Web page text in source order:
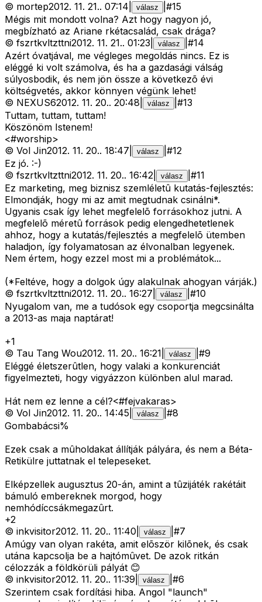
© mortep2012. 11. 21.. 07:14 válasz #15
Mégis mit mondott volna? Azt hogy nagyon jó,
megbízható az Ariane rkétacsalád, csak drága?
© fszrtkvltzttni2012. 11. 21.. 01:23 válasz #14
Azért óvatjával, me végleges megoldás nincs. Ez is
eléggé ki volt számolva, és ha a gazdasági válság
súlyosbodik, és nem jön össze a következõ évi
költségvetés, akkor könnyen végünk lehet!
© NEXUS62012. 11. 20.. 20:48 válasz #13
Tuttam, tuttam, tuttam!
Köszönöm Istenem!
<#worship>
© Vol Jin2012. 11. 20.. 18:47 válasz #12
Ez jó. :-)
© fszrtkvltzttni2012. 11. 20.. 16:42 válasz #11
Ez marketing, meg biznisz szemléletû kutatás-fejlesztés:
Elmondják, hogy mi az amit megtudnak csinálni*.
Ugyanis csak így lehet megfelelõ forrásokhoz jutni. A
megfelelõ méretû források pedig elengedhetetlenek
ahhoz, hogy a kutatás/fejlesztés a megfelelõ ütemben
haladjon, így folyamatosan az élvonalban legyenek.
Nem értem, hogy ezzel most mi a problémátok...
(*Feltéve, hogy a dolgok úgy alakulnak ahogyan várják.)
© fszrtkvltzttni2012. 11. 20.. 16:27 válasz #10
Nyugalom van, me a tudósok egy csoportja megcsinálta
a 2013-as maja naptárat!
+1
© Tau Tang Wou2012. 11. 20.. 16:21 válasz #9
Eléggé életszerûtlen, hogy valaki a konkurenciát
figyelmezteti, hogy vigyázzon különben alul marad.
Hát nem ez lenne a cél?<#fejvakaras>
© Vol Jin2012. 11. 20.. 14:45 válasz #8
Gombabácsi%
Ezek csak a mûholdakat állítják pályára, és nem a Béta-
Retikülre juttatnak el telepeseket.
Elképzellek augusztus 20-án, amint a tûzijáték rakétáit
bámuló embereknek morgod, hogy
nemhódíccsákmegazûrt.
+2
© inkvisitor2012. 11. 20.. 11:40 válasz #7
Amúgy van olyan rakéta, amit elõször kilõnek, és csak
utána kapcsolja be a hajtómûvet. De azok ritkán
célozzák a földkörüli pályát 😊
© inkvisitor2012. 11. 20.. 11:39 válasz #6
Szerintem csak fordítási hiba. Angol "launch"